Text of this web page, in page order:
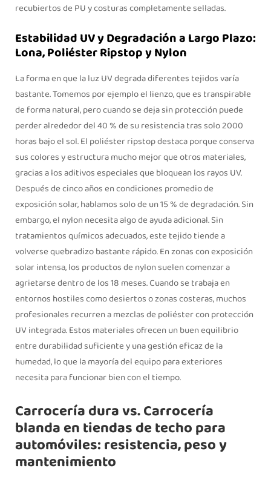
recubiertos de PU y costuras completamente selladas.
Estabilidad UV y Degradación a Largo Plazo:
Lona, Poliéster Ripstop y Nylon
La forma en que la luz UV degrada diferentes tejidos varía
bastante. Tomemos por ejemplo el lienzo, que es transpirable
de forma natural, pero cuando se deja sin protección puede
perder alrededor del 40 % de su resistencia tras solo 2000
horas bajo el sol. El poliéster ripstop destaca porque conserva
sus colores y estructura mucho mejor que otros materiales,
gracias a los aditivos especiales que bloquean los rayos UV.
Después de cinco años en condiciones promedio de
exposición solar, hablamos solo de un 15 % de degradación. Sin
embargo, el nylon necesita algo de ayuda adicional. Sin
tratamientos químicos adecuados, este tejido tiende a
volverse quebradizo bastante rápido. En zonas con exposición
solar intensa, los productos de nylon suelen comenzar a
agrietarse dentro de los 18 meses. Cuando se trabaja en
entornos hostiles como desiertos o zonas costeras, muchos
profesionales recurren a mezclas de poliéster con protección
UV integrada. Estos materiales ofrecen un buen equilibrio
entre durabilidad suficiente y una gestión eficaz de la
humedad, lo que la mayoría del equipo para exteriores
necesita para funcionar bien con el tiempo.
Carrocería dura vs. Carrocería
blanda en tiendas de techo para
automóviles: resistencia, peso y
mantenimiento